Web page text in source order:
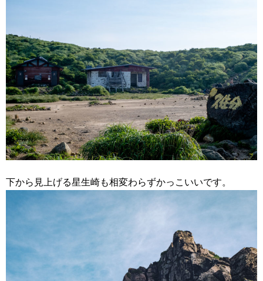
下から見上げる星生崎も相変わらずかっこいいです。